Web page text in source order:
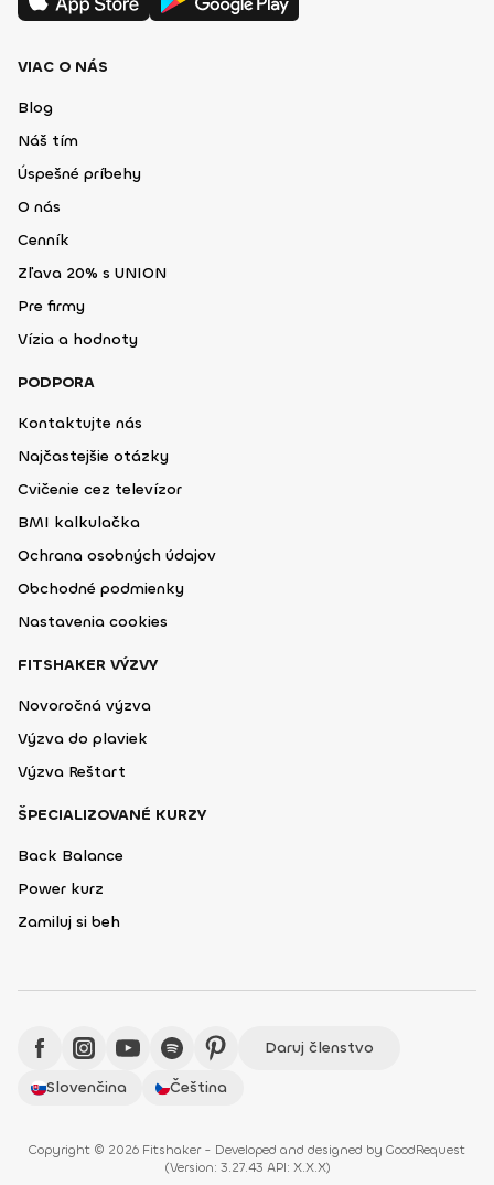
VIAC O NÁS
Blog
Náš tím
Úspešné príbehy
O nás
Cenník
Zľava 20% s UNION
Pre firmy
Vízia a hodnoty
PODPORA
Kontaktujte nás
Najčastejšie otázky
Cvičenie cez televízor
BMI kalkulačka
Ochrana osobných údajov
Obchodné podmienky
Nastavenia cookies
FITSHAKER VÝZVY
Novoročná výzva
Výzva do plaviek
Výzva Reštart
ŠPECIALIZOVANÉ KURZY
Back Balance
Power kurz
Zamiluj si beh
Daruj členstvo
Slovenčina
Čeština
Copyright © 2026 Fitshaker - Developed and designed by GoodRequest
(Version: 3.27.43 API: X.X.X)